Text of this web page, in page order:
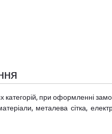
при оформленні
металева сітка,